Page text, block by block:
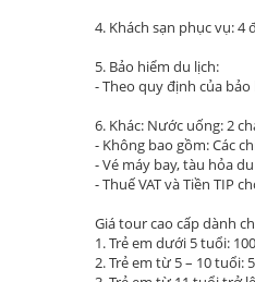
4. Khách sạn phục vụ: 4
5. Bảo hiểm du lịch:
- Theo quy định của bảo
6. Khác: Nước uống: 2
- Không bao gồm: Các
- Vé máy bay, tàu hỏa
- Thuế VAT và Tiền TIP
Giá tour cao cấp dành
1. Trẻ em dưới 5 tuổi:
2. Trẻ em từ 5 – 10